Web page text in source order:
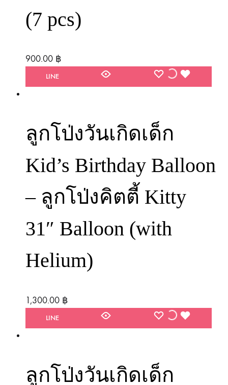
(7 pcs)
900.00 ฿
LINE WISHLISTWISHLIST
ลูกโป่งวันเกิดเด็ก
Kid’s Birthday Balloon
– ลูกโป่งคิตตี้ Kitty
31″ Balloon (with
Helium)
1,300.00 ฿
LINE WISHLISTWISHLIST
ลูกโป่งวันเกิดเด็ก